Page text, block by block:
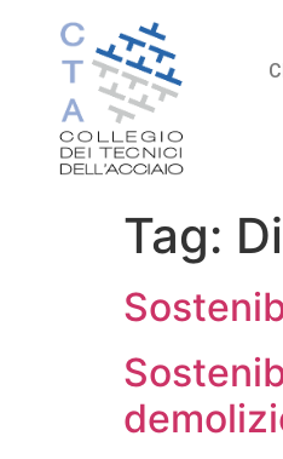
Tag: